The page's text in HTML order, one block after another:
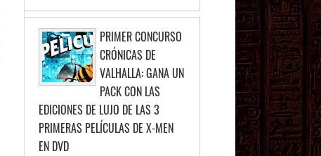
PRIMER CONCURSO
CRÓNICAS DE
VALHALLA: GANA UN
PACK CON LAS
EDICIONES DE LUJO DE LAS 3
PRIMERAS PELÍCULAS DE X-MEN
EN DVD